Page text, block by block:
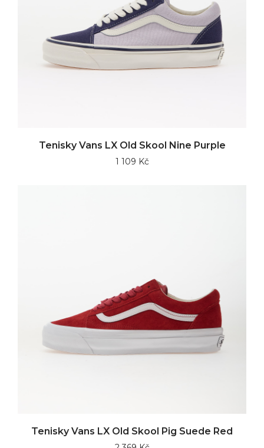
Tenisky Vans LX Old Skool Nine Purple
1 109 Kč
Tenisky Vans LX Old Skool Pig Suede Red